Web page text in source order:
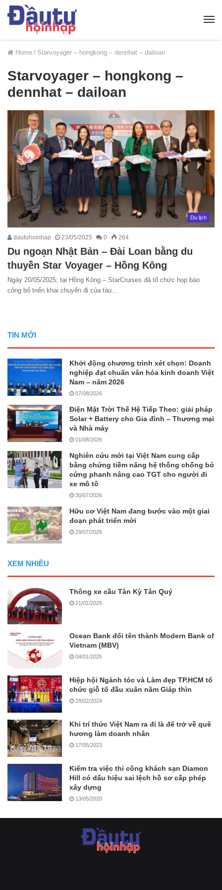
Home / Starvoyager – hongkong – dennhat – dailoan
Starvoyager – hongkong –
dennhat – dailoan
Du lịch
dautuhoinhap 23/05/2025 0 264
Du ngoạn Nhật Bản – Đài Loan bằng du
thuyền Star Voyager – Hồng Kông
Ngày 20/05/2025; tại Hồng Kông – StarCruises đã tổ chức họp báo
công bố triển khai chuyến đi của tàu…
TIN MỚI
Khởi động chương trình xét chọn: Doanh
nghiệp đạt chuẩn văn hóa kinh doanh Việt
Nam – năm 2026
07/08/2026
Điện Mặt Trời Thế Hệ Tiếp Theo: giải pháp
Solar + Battery cho Gia đình – Thương mại
và Nhà máy
01/08/2026
Nghiên cứu mới tại Việt Nam cung cấp
bằng chứng tiềm năng hệ thống chống bó
cứng phanh nâng cao TGT cho người đi
xe mô tô
30/07/2026
Hữu cơ Việt Nam đang bước vào một giai
đoạn phát triển mới
29/07/2026
XEM NHIỀU
Thông xe cầu Tân Kỳ Tân Quý
21/01/2025
Ocean Bank đổi tên thành Modern Bank of
Vietnam (MBV)
04/01/2025
Hiệp hội Ngành tóc và Làm đẹp TP.HCM tổ
chức giỗ tổ đầu xuân năm Giáp thìn
28/02/2024
Khi trí thức Việt Nam ra đi là để trở về quê
hương làm doanh nhân
17/05/2023
Kiểm tra việc thi công khách sạn Diamon
Hill có dấu hiệu sai lệch hồ sơ cấp phép
xây dựng
13/05/2020